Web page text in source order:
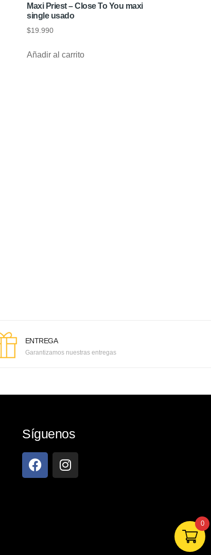
Maxi Priest – Close To You maxi
single usado
$19.990
Añadir al carrito
ENTREGA
Garantizamos nuestras entregas
Síguenos
0